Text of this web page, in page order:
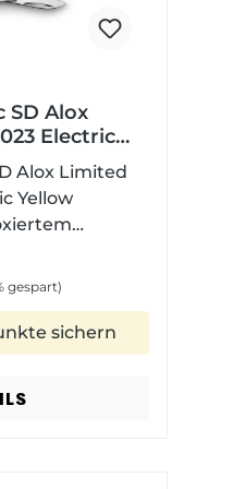
SD Alox
Electric
Alox Limited
Yellow
ist
hat 5
gespart)
sichern